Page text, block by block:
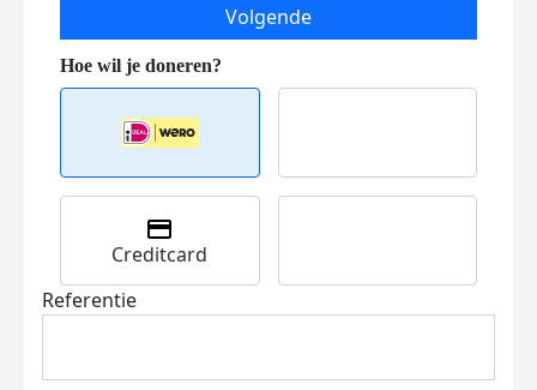
Volgende
Creditcard
Referentie